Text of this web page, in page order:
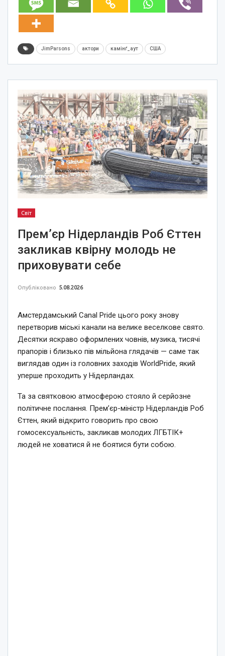
JimParsons актори камінґ_аут США
Світ
Прем’єр Нідерландів Роб Єттен
закликав квірну молодь не
приховувати себе
Опубліковано 5.08.2026
Амстердамський Canal Pride цього року знову
перетворив міські канали на велике веселкове свято.
Десятки яскраво оформлених човнів, музика, тисячі
прапорів і близько пів мільйона глядачів — саме так
виглядав один із головних заходів WorldPride, який
уперше проходить у Нідерландах.
Та за святковою атмосферою стояло й серйозне
політичне послання. Прем’єр-міністр Нідерландів Роб
Єттен, який відкрито говорить про свою
гомосексуальність, закликав молодих ЛГБТІК+
людей не ховатися й не боятися бути собою.